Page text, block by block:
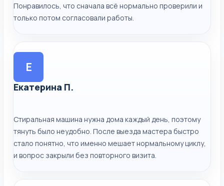
Понравилось, что сначала всё нормально проверили и
только потом согласовали работы.
Е
Екатерина П.
Стиральная машина нужна дома каждый день, поэтому
тянуть было неудобно. После выезда мастера быстро
стало понятно, что именно мешает нормальному циклу,
и вопрос закрыли без повторного визита.